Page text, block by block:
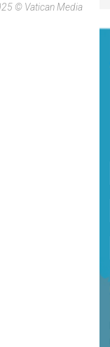
© Vatican Media